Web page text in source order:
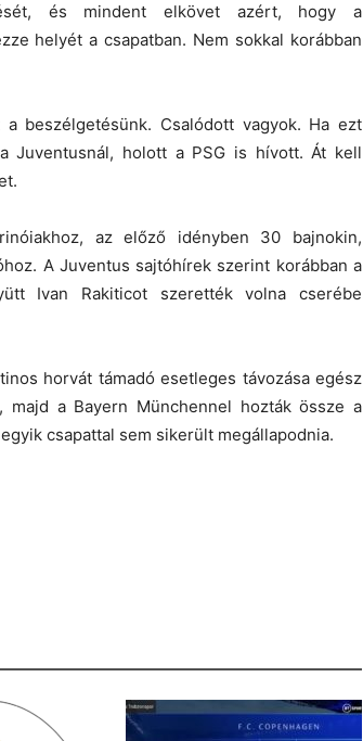
és mindent elkövet azért, hogy a
helyét a csapatban. Nem sokkal korábban
beszélgetésünk. Csalódott vagyok. Ha ezt
Juventusnál, holott a PSG is hívott. Át kell
az előző idényben 30 bajnokin,
A Juventus sajtóhírek szerint korábban a
Ivan Rakiticot szerették volna cserébe
horvát támadó esetleges távozása egész
a Bayern Münchennel hozták össze a
csapattal sem sikerült megállapodnia.